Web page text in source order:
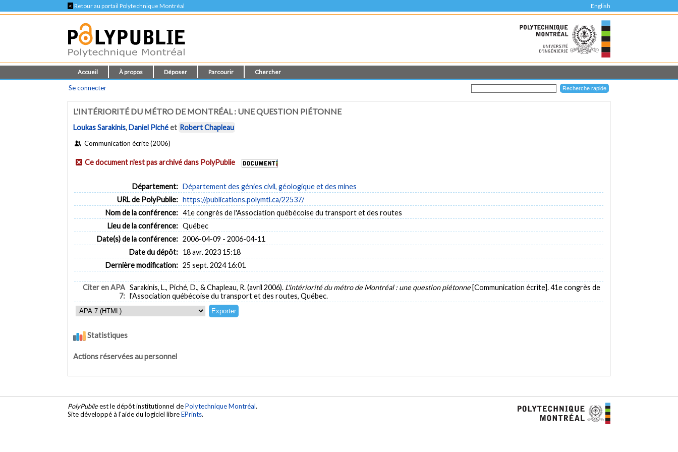
< Retour au portail Polytechnique Montréal English
Accueil À propos Déposer Parcourir Chercher
Se connecter
L'INTÉRIORITÉ DU MÉTRO DE MONTRÉAL : UNE QUESTION PIÉTONNE
Loukas Sarakinis,Daniel Pichéet Robert Chapleau
Communication écrite (2006)
Ce document n'est pas archivé dans PolyPublie
Département: Département des génies civil, géologique et des mines
URL de PolyPublie: https://publications.polymtl.ca/22537/
Nom de la conférence: 41e congrès de l'Association québécoise du transport et des routes
Lieu de la conférence: Québec
Date(s) de la conférence: 2006-04-09 - 2006-04-11
Date du dépôt: 18 avr. 2023 15:18
Dernière modification: 25 sept. 2024 16:01
Citer en APA
7:
Sarakinis, L., Piché, D., & Chapleau, R. (avril 2006). L'intériorité du métro de Montréal : une question piétonne [Communication écrite]. 41e congrès de
l'Association québécoise du transport et des routes, Québec.
Statistiques
Actions réservées au personnel
PolyPublieest le dépôt institutionnel dePolytechnique Montréal.
Site développé à l'aide du logiciel libreEPrints.